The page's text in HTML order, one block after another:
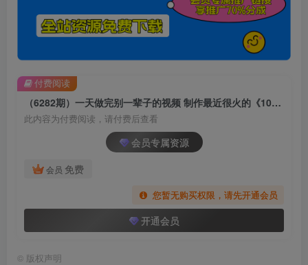
（6282期）一天做完别一辈子的视频 制作最近很火的《1000个野路子信息差》100%过原创
此内容为付费阅读，请付费后查看
会员专属资源
会员 免费
您暂无购买权限，请先开通会员
开通会员
付费阅读
© 版权声明